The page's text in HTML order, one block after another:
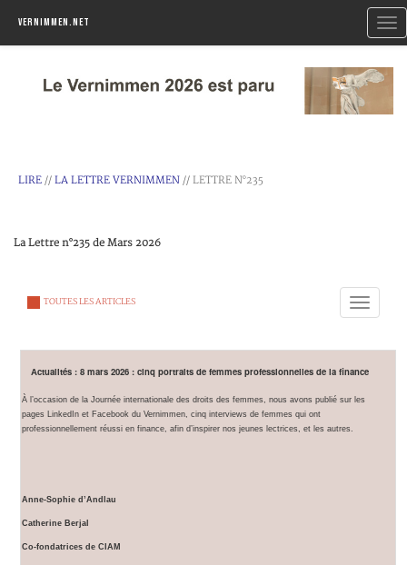
Vernimmen.net
LIRE // LA LETTRE VERNIMMEN // LETTRE N°235
La Lettre n°235 de Mars 2026
Toggle
navigation
TOUTES LES ARTICLES
Actualités : 8 mars 2026 : cinq portraits de femmes professionnelles de la finance
À l’occasion de la Journée internationale des droits des femmes, nous avons publié sur les
pages LinkedIn et Facebook du Vernimmen, cinq interviews de femmes qui ont
professionnellement réussi en finance, afin d’inspirer nos jeunes lectrices, et les autres.
Anne-Sophie d’Andlau
Catherine Berjal
Co-fondatrices de CIAM